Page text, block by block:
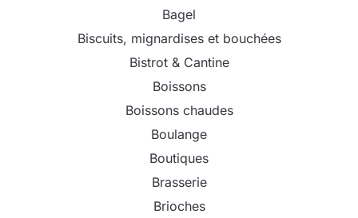
Bagel
Biscuits, mignardises et bouchées
Bistrot & Cantine
Boissons
Boissons chaudes
Boulange
Boutiques
Brasserie
Brioches